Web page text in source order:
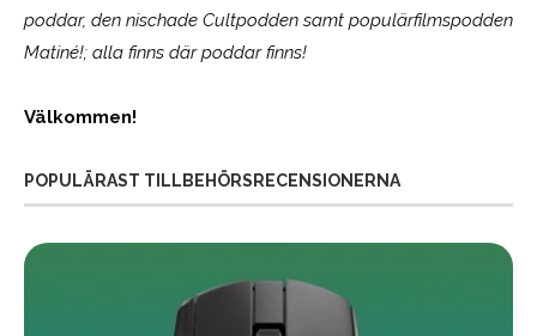
poddar, den nischade Cultpodden samt populärfilmspodden
Matiné!; alla finns där poddar finns!
Välkommen!
POPULÄRAST TILLBEHÖRSRECENSIONERNA